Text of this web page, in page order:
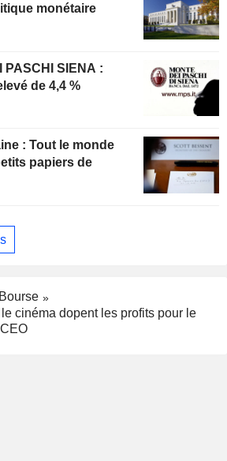
monétaire
PASCHI SIENA :
de 4,4 %
: Tout le monde
papiers de
cinéma dopent les profits pour le